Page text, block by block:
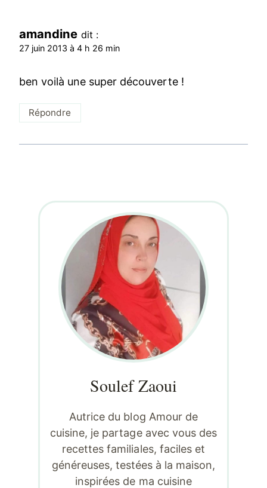
amandine dit :
27 juin 2013 à 4 h 26 min
ben voilà une super découverte !
Répondre
Soulef Zaoui
Autrice du blog Amour de
cuisine, je partage avec vous des
recettes familiales, faciles et
généreuses, testées à la maison,
inspirées de ma cuisine